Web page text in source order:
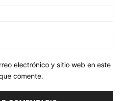
electrónico y sitio web en este
comente.